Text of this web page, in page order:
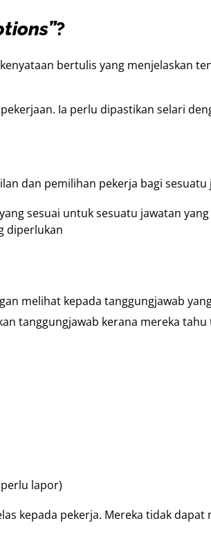
?
bertulis yang menjelaskan
Ia perlu dipastikan selari
dan pemilihan pekerja bagi sesuatu
sesuai untuk sesuatu jawatan
diperlukan
melihat kepada tanggungjawab
tanggungjawab kerana mereka tahu
lapor)
kepada pekerja. Mereka tidak dapat